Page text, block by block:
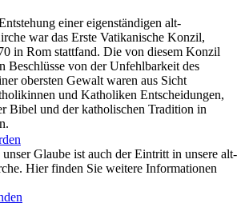
einer eigenständigen alt-
war das Erste Vatikanische Konzil,
in Rom stattfand. Die von diesem Konzil
Beschlüsse von der Unfehlbarkeit des
obersten Gewalt waren aus Sicht
und Katholiken Entscheidungen,
Bibel und der katholischen Tradition in
Glaube ist auch der Eintritt in unsere alt-
Hier finden Sie weitere Informationen